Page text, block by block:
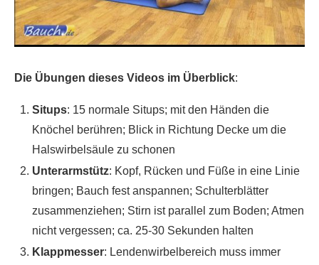
Die Übungen dieses Videos im Überblick:
Situps: 15 normale Situps; mit den Händen die
Knöchel berühren; Blick in Richtung Decke um die
Halswirbelsäule zu schonen
Unterarmstütz: Kopf, Rücken und Füße in eine Linie
bringen; Bauch fest anspannen; Schulterblätter
zusammenziehen; Stirn ist parallel zum Boden; Atmen
nicht vergessen; ca. 25-30 Sekunden halten
Klappmesser: Lendenwirbelbereich muss immer